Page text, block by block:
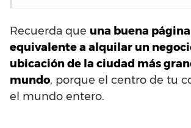
Recuerda que una buena
equivalente a alquilar un
ubicación de la ciudad más
mundo, porque el centro de tu
el mundo entero.